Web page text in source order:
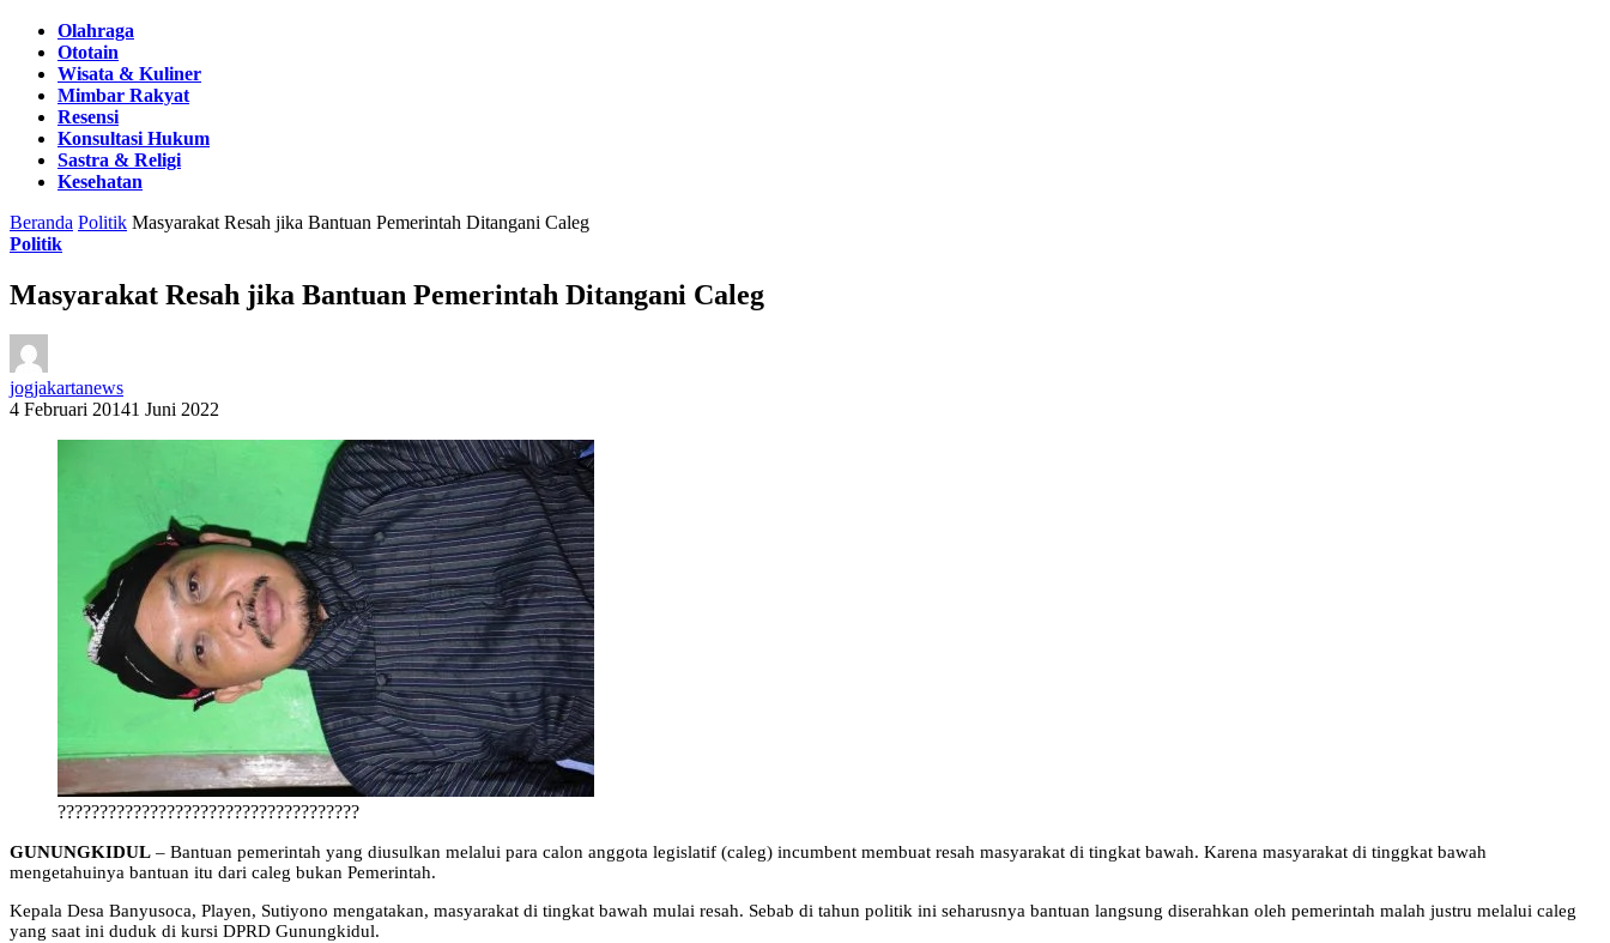
Olahraga
Ototain
Wisata & Kuliner
Mimbar Rakyat
Resensi
Konsultasi Hukum
Sastra & Religi
Kesehatan
Beranda Politik Masyarakat Resah jika Bantuan Pemerintah Ditangani Caleg
Politik
Masyarakat Resah jika Bantuan Pemerintah Ditangani Caleg
jogjakartanews
4 Februari 20141 Juni 2022
????????????????????????????????????
GUNUNGKIDUL – Bantuan pemerintah yang diusulkan melalui para calon anggota legislatif (caleg) incumbent membuat resah masyarakat di tingkat bawah. Karena masyarakat di tinggkat bawah
mengetahuinya bantuan itu dari caleg bukan Pemerintah.
Kepala Desa Banyusoca, Playen, Sutiyono mengatakan, masyarakat di tingkat bawah mulai resah. Sebab di tahun politik ini seharusnya bantuan langsung diserahkan oleh pemerintah malah justru melalui caleg
yang saat ini duduk di kursi DPRD Gunungkidul.